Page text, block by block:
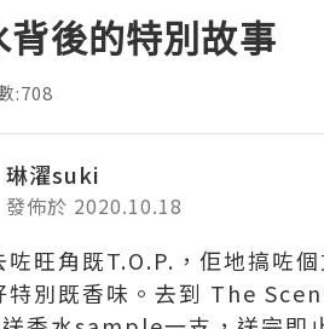
背後的特別故事
:708
琳濯suki
發佈於 2020.10.18
咗旺角既T.O.P.，佢地搞咗
特別既香味。去到 The